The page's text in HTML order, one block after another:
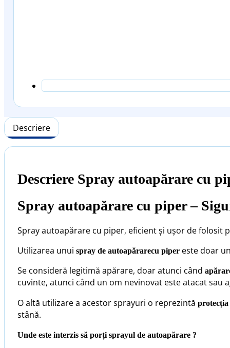
Descriere
Descriere Spray autoapărare cu
Spray autoapărare cu piper –
Spray autoapărare cu piper, eficient și ușor de
Utilizarea unui spray de autoapărarecu pipereste doar
Se consideră legitimă apărare, doar atunci când
cuvinte, atunci când un om nevinovat este atacat sau
O altă utilizare a acestor sprayuri o reprezintă protecția
stână.
Unde este interzis să porți sprayul de autoapărare ?